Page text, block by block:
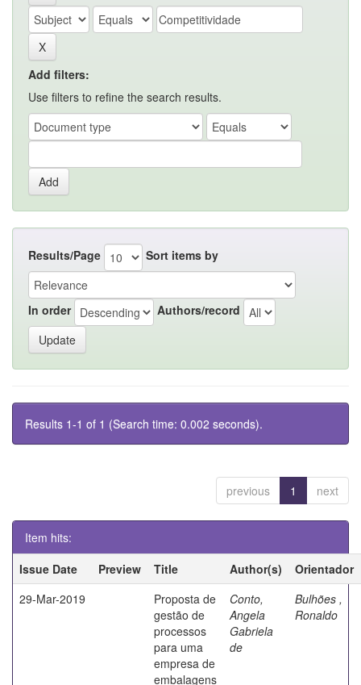
Add filters:
Use filters to refine the search results.
Results/Page Sort items by
In order Authors/record
Results 1-1 of 1 (Search time: 0.002 seconds).
previous 1 next
Item hits:
Issue Date
Preview Title Author(s)
Orientador
29-Mar-2019
Proposta de
gestão de
processos
para uma
empresa de
embalagens
Conto,
Angela
Gabriela
de
Bulhões ,
Ronaldo